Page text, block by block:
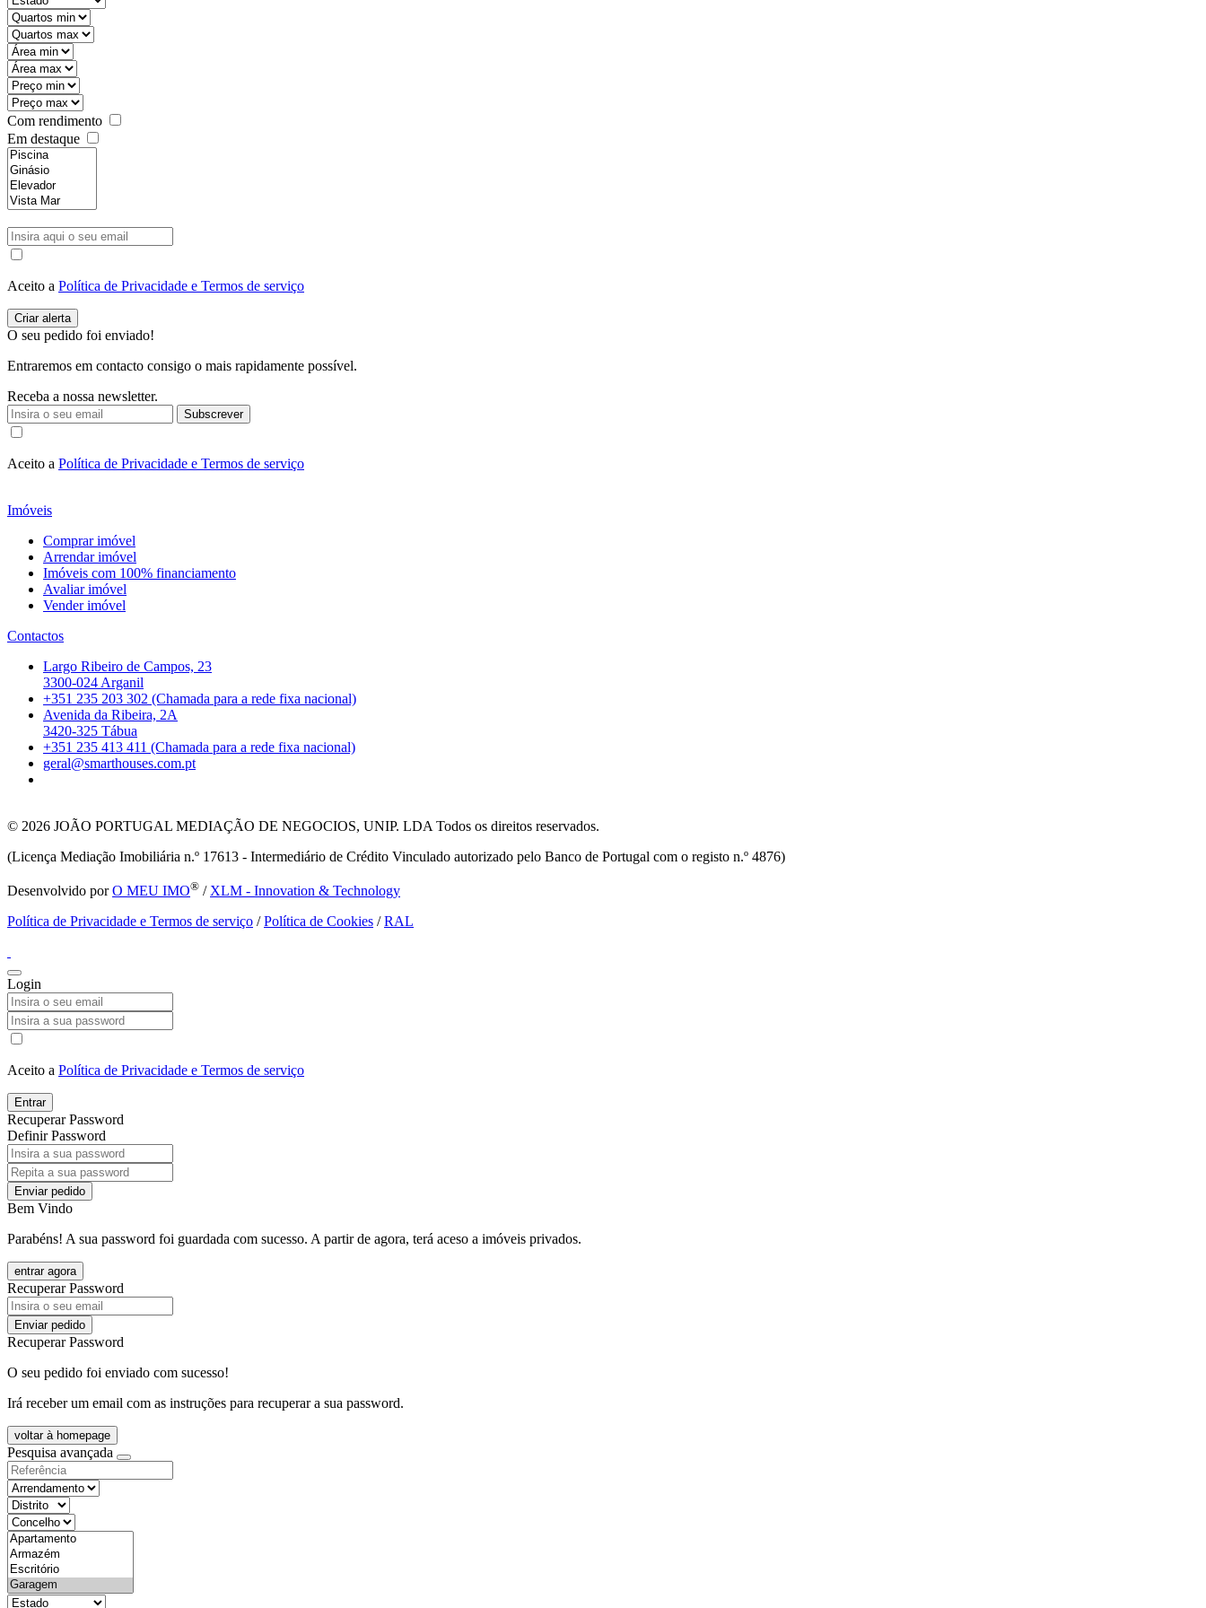
Com rendimento
Em destaque
Aceito a Política de Privacidade e Termos de serviço
O seu pedido foi enviado!
Entraremos em contacto consigo o mais rapidamente possível.
Receba a nossa newsletter.
Subscrever
Aceito a Política de Privacidade e Termos de serviço
Imóveis
Comprar imóvel
Arrendar imóvel
Imóveis com 100% financiamento
Avaliar imóvel
Vender imóvel
Contactos
Largo Ribeiro de Campos, 23
3300-024 Arganil
+351 235 203 302 (Chamada para a rede fixa nacional)
Avenida da Ribeira, 2A
3420-325 Tábua
+351 235 413 411 (Chamada para a rede fixa nacional)
geral@smarthouses.com.pt
© 2026 JOÃO PORTUGAL MEDIAÇÃO DE NEGOCIOS, UNIP. LDA Todos os direitos reservados.
(Licença Mediação Imobiliária n.º 17613 - Intermediário de Crédito Vinculado autorizado pelo Banco de Portugal com o registo n.º 4876)
Desenvolvido porO MEU IMO® / XLM - Innovation & Technology
Política de Privacidade e Termos de serviço /Política de Cookies /RAL
Login
Aceito a Política de Privacidade e Termos de serviço
Entrar
Recuperar Password
Definir Password
Enviar pedido
Bem Vindo
Parabéns! A sua password foi guardada com sucesso. A partir de agora, terá aceso a imóveis privados.
entrar agora
Recuperar Password
Enviar pedido
Recuperar Password
O seu pedido foi enviado com sucesso!
Irá receber um email com as instruções para recuperar a sua password.
voltar à homepage
Pesquisa avançada